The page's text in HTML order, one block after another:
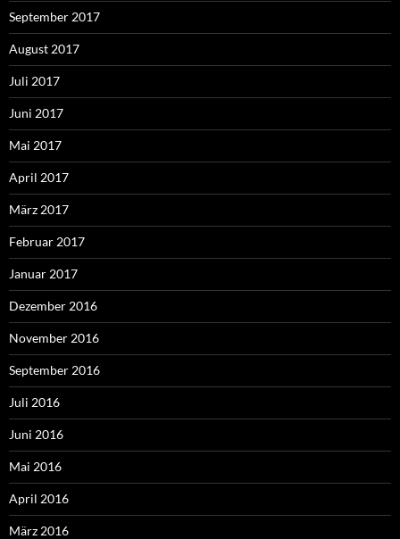
September 2017
August 2017
Juli 2017
Juni 2017
Mai 2017
April 2017
März 2017
Februar 2017
Januar 2017
Dezember 2016
November 2016
September 2016
Juli 2016
Juni 2016
Mai 2016
April 2016
März 2016